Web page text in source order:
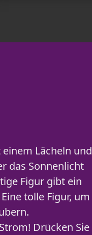
Lächeln und
das Sonnenlicht
Figur gibt ein
tolle Figur, um
Drücken Sie